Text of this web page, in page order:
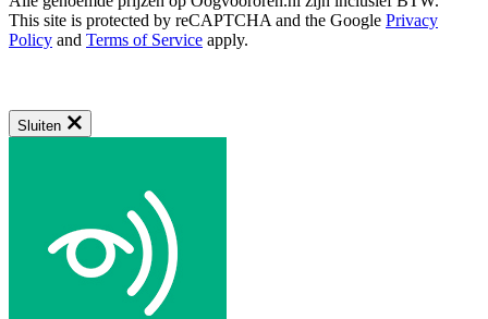
This site is protected by reCAPTCHA and the Google Privacy
Policy and Terms of Service apply.
Sluiten